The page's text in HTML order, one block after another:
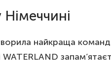
найкраща